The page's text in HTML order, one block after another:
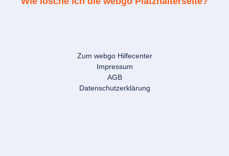
Zum webgo Hilfecenter
Impressum
AGB
Datenschutzerklärung